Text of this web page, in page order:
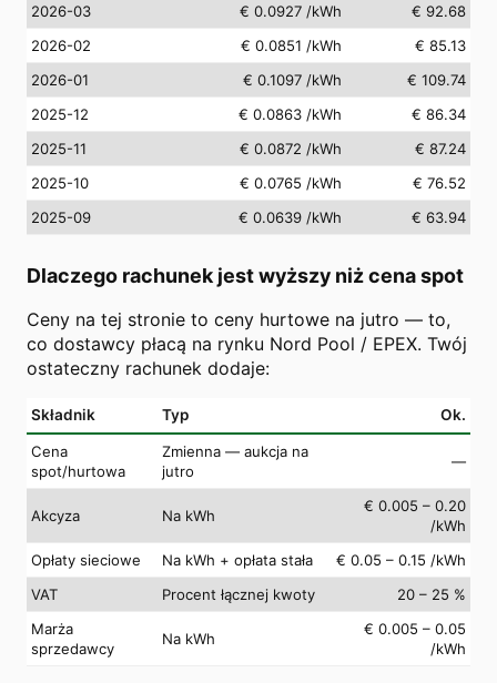
2026-03
€ 0.0927 /kWh
€ 92.68
2026-02
€ 0.0851 /kWh
€ 85.13
2026-01
€ 0.1097 /kWh
€ 109.74
2025-12
€ 0.0863 /kWh
€ 86.34
2025-11
€ 0.0872 /kWh
€ 87.24
2025-10
€ 0.0765 /kWh
€ 76.52
2025-09
€ 0.0639 /kWh € 63.94
Dlaczego rachunek jest wyższy niż cena spot
Ceny na tej stronie to ceny hurtowe na jutro — to,
co dostawcy płacą na rynku Nord Pool / EPEX. Twój
ostateczny rachunek dodaje:
Składnik Typ Ok.
Cena
spot/hurtowa
Zmienna — aukcja na
jutro
—
Akcyza Na kWh
€ 0.005 – 0.20
/kWh
Opłaty sieciowe
Na kWh + opłata stała
€ 0.05 – 0.15 /kWh
VAT
Procent łącznej kwoty
20 – 25 %
Marża
sprzedawcy
Na kWh
€ 0.005 – 0.05
/kWh